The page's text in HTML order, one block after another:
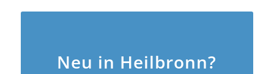
Neu in Heilbronn?